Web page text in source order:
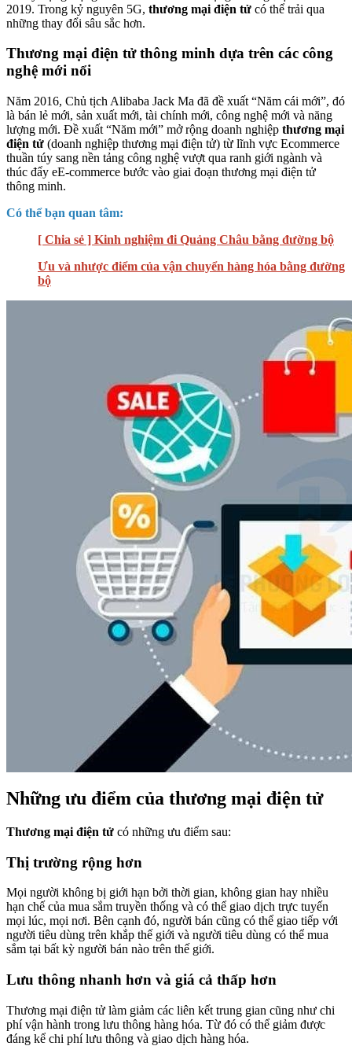
2019. Trong kỷ nguyên 5G, thương mại điện tử có thể trải qua
những thay đổi sâu sắc hơn.
Thương mại điện tử thông minh dựa trên các công
nghệ mới nổi
Năm 2016, Chủ tịch Alibaba Jack Ma đã đề xuất “Năm cái mới”, đó
là bán lẻ mới, sản xuất mới, tài chính mới, công nghệ mới và năng
lượng mới. Đề xuất “Năm mới” mở rộng doanh nghiệp thương mại
điện tử (doanh nghiệp thương mại điện tử) từ lĩnh vực Ecommerce
thuần túy sang nền tảng công nghệ vượt qua ranh giới ngành và
thúc đẩy eE-commerce bước vào giai đoạn thương mại điện tử
thông minh.
Có thể bạn quan tâm:
[ Chia sẻ ] Kinh nghiệm đi Quảng Châu bằng đường bộ
Ưu và nhược điểm của vận chuyển hàng hóa bằng đường
bộ
Những ưu điểm của thương mại điện tử
Thương mại điện tử có những ưu điểm sau:
Thị trường rộng hơn
Mọi người không bị giới hạn bởi thời gian, không gian hay nhiều
hạn chế của mua sắm truyền thống và có thể giao dịch trực tuyến
mọi lúc, mọi nơi. Bên cạnh đó, người bán cũng có thể giao tiếp với
người tiêu dùng trên khắp thế giới và người tiêu dùng có thể mua
sắm tại bất kỳ người bán nào trên thế giới.
Lưu thông nhanh hơn và giá cả thấp hơn
Thương mại điện tử làm giảm các liên kết trung gian cũng như chi
phí vận hành trong lưu thông hàng hóa. Từ đó có thể giảm được
đáng kể chi phí lưu thông và giao dịch hàng hóa.